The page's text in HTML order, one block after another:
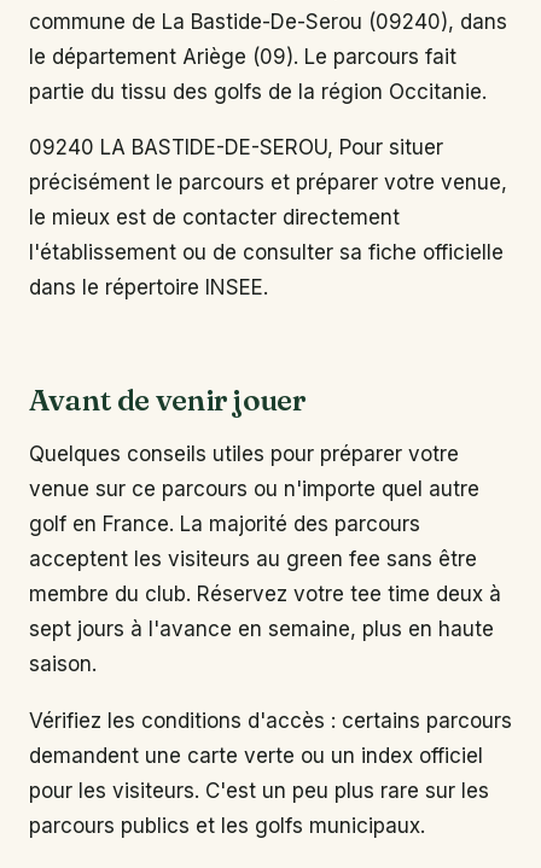
commune de La Bastide-De-Serou (09240), dans
le département Ariège (09). Le parcours fait
partie du tissu des golfs de la région Occitanie.
09240 LA BASTIDE-DE-SEROU, Pour situer
précisément le parcours et préparer votre venue,
le mieux est de contacter directement
l'établissement ou de consulter sa fiche officielle
dans le répertoire INSEE.
Avant de venir jouer
Quelques conseils utiles pour préparer votre
venue sur ce parcours ou n'importe quel autre
golf en France. La majorité des parcours
acceptent les visiteurs au green fee sans être
membre du club. Réservez votre tee time deux à
sept jours à l'avance en semaine, plus en haute
saison.
Vérifiez les conditions d'accès : certains parcours
demandent une carte verte ou un index officiel
pour les visiteurs. C'est un peu plus rare sur les
parcours publics et les golfs municipaux.